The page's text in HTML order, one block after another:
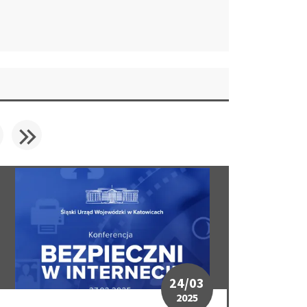
Konferencja "Bezpieczeni w internecie"
24/03
2025